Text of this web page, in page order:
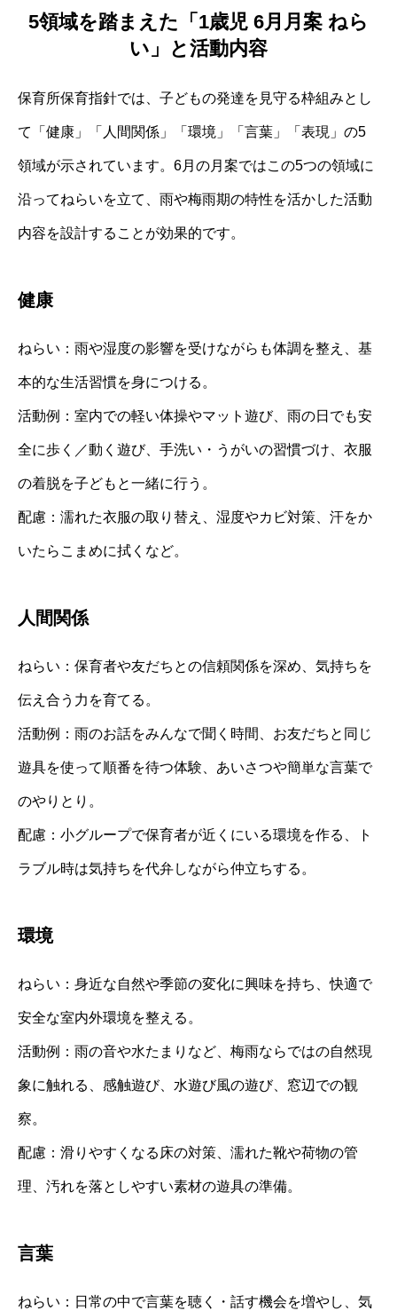
5領域を踏まえた「1歳児 6月月案 ねら
い」と活動内容
保育所保育指針では、子どもの発達を見守る枠組みとし
て「健康」「人間関係」「環境」「言葉」「表現」の5
領域が示されています。6月の月案ではこの5つの領域に
沿ってねらいを立て、雨や梅雨期の特性を活かした活動
内容を設計することが効果的です。
健康
ねらい：雨や湿度の影響を受けながらも体調を整え、基
本的な生活習慣を身につける。
活動例：室内での軽い体操やマット遊び、雨の日でも安
全に歩く／動く遊び、手洗い・うがいの習慣づけ、衣服
の着脱を子どもと一緒に行う。
配慮：濡れた衣服の取り替え、湿度やカビ対策、汗をか
いたらこまめに拭くなど。
人間関係
ねらい：保育者や友だちとの信頼関係を深め、気持ちを
伝え合う力を育てる。
活動例：雨のお話をみんなで聞く時間、お友だちと同じ
遊具を使って順番を待つ体験、あいさつや簡単な言葉で
のやりとり。
配慮：小グループで保育者が近くにいる環境を作る、ト
ラブル時は気持ちを代弁しながら仲立ちする。
環境
ねらい：身近な自然や季節の変化に興味を持ち、快適で
安全な室内外環境を整える。
活動例：雨の音や水たまりなど、梅雨ならではの自然現
象に触れる、感触遊び、水遊び風の遊び、窓辺での観
察。
配慮：滑りやすくなる床の対策、濡れた靴や荷物の管
理、汚れを落としやすい素材の遊具の準備。
言葉
ねらい：日常の中で言葉を聴く・話す機会を増やし、気